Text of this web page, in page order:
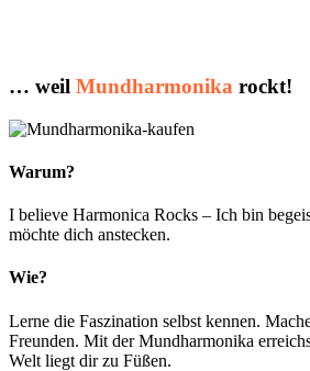
… weil Mundharmonika rockt!
Warum?
I believe Harmonica Rocks – Ich bin
möchte dich anstecken.
Wie?
Lerne die Faszination selbst kennen.
Freunden. Mit der Mundharmonika
Welt liegt dir zu Füßen.